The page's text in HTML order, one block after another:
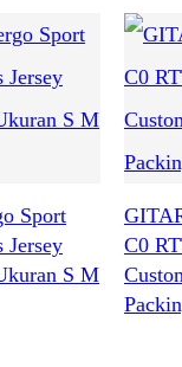
Sport
Jersey
S M
C0